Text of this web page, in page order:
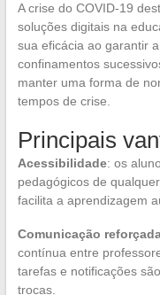
A crise do COVID-19
soluções digitais na
sua eficácia ao garantir
confinamentos
manter uma forma de
tempos de crise.
Principais
Acessibilidade: os
pedagógicos de
facilita a aprendizagem
Comunicação
contínua entre
tarefas e notificações
trocas.